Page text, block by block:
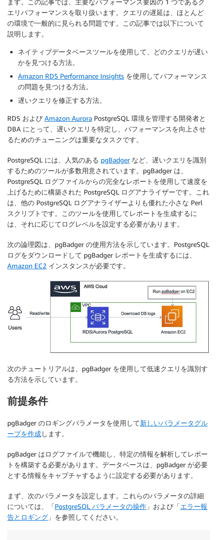
ます。この記事では、主要なパフォーマンス要因の 1 つであるク
エリパフォーマンスを取り扱います。クエリの遅延は、ほとんど
の環境で一般的に見られる問題です。この記事では以下について
説明します。
ネイティブデータベースツールを使用して、どのクエリが遅い
かを見つける方法。
Amazon RDS Performance Insights を使用してパフォーマンス
の問題を見つける方法。
遅いクエリを修正する方法。
RDS および Amazon Aurora PostgreSQL 環境を管理する開発者と
DBA にとって、遅いクエリを特定し、パフォーマンスを向上させ
るためのチューニングは重要なタスクです。
PostgreSQL には、人気のある pgBadgerなど、遅いクエリを識別
するためのツールが多数用意されています。pgBadger は、
PostgreSQL ログファイルからの完全なレポートを使用して速度を
上げるために構築された PostgreSQL ログアナライザーです。これ
は、他の PostgreSQL ログアナライザーよりも優れた小さな Perl
スクリプトです。このツールを使用してレポートを生成するに
は、それに応じてログレベルを設定する必要があります。
次の論理図は、pgBadger の使用方法を示しています。PostgreSQL
ログをダウンロードして pgBadger レポートを生成するには、
Amazon EC2 インスタンスが必要です。
次のチュートリアルは、pgBadger を使用して低速クエリを識別す
る方法を示しています。
前提条件
pgBadger のロギングパラメータを使用して新しいパラメータグル
ープを作成します。
pgBadger はログファイルで機能し、特定の情報を解析してレポー
トを構築する必要があります。データベースは、pgBadger が必要
とする情報をキャプチャするように設定する必要があります。
まず、次のパラメータを設定します。これらのパラメータの詳細
については、「PostgreSQL パラメータの操作 」および「エラー報
告とロギング 」を参照してください。